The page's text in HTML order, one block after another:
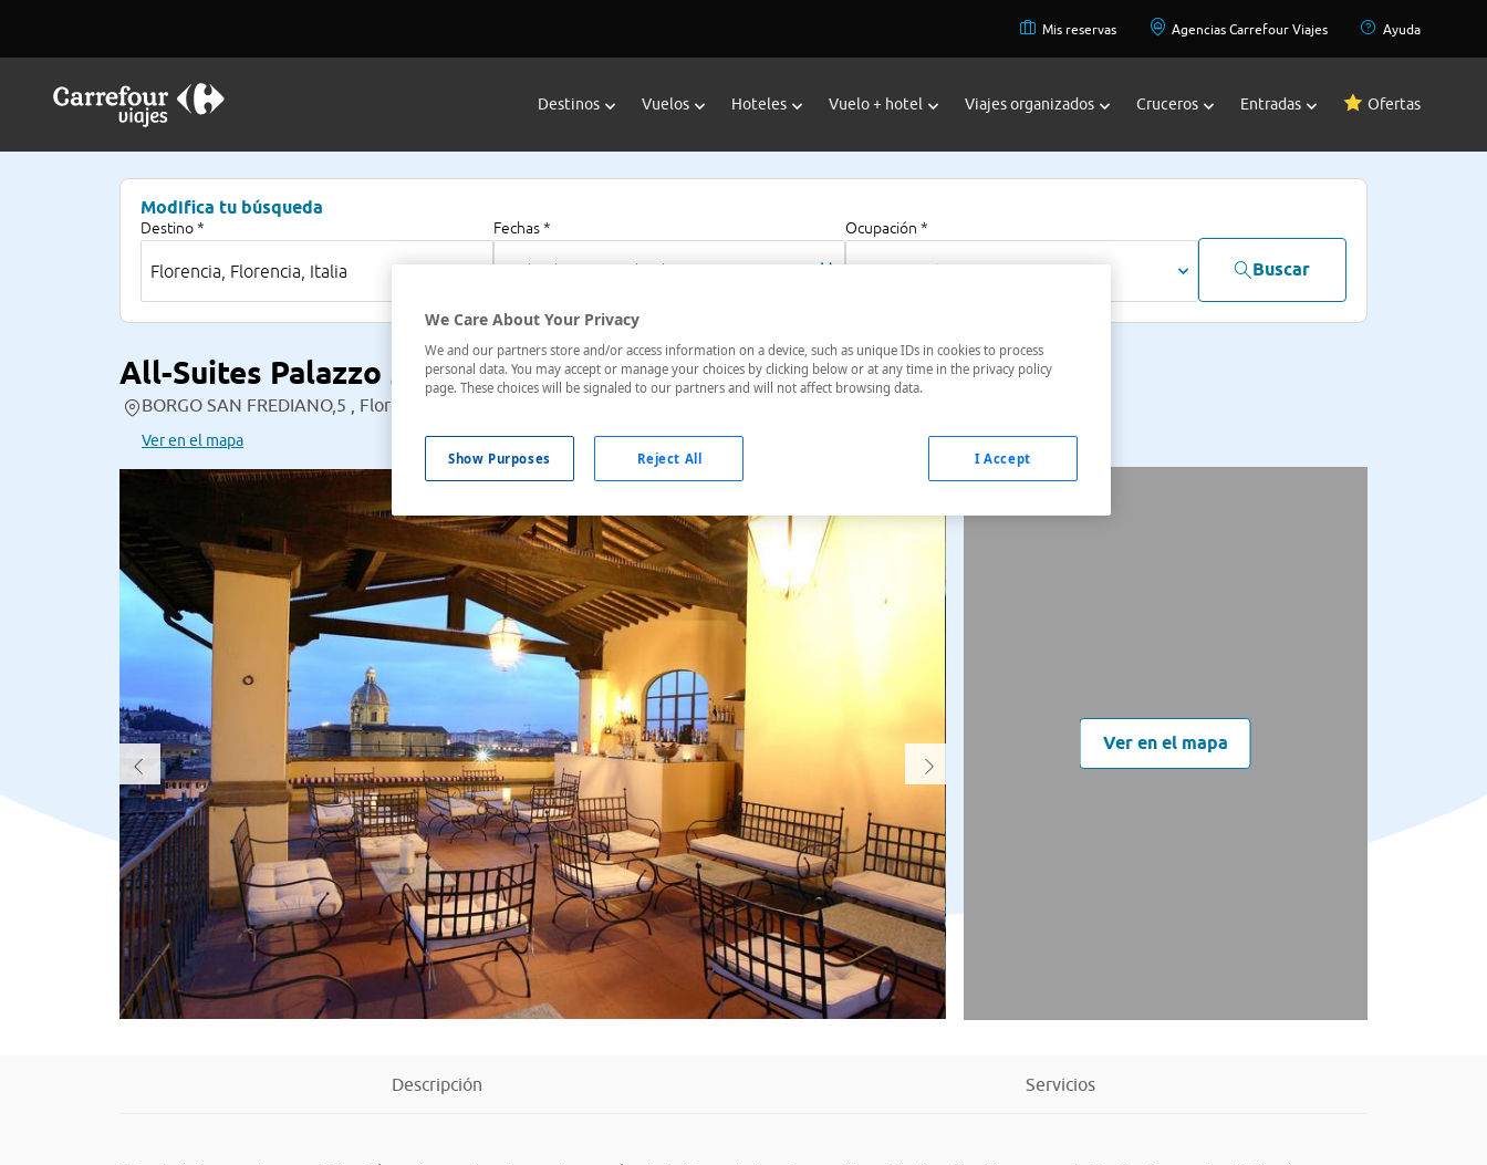
Mis reservas Agencias Carrefour Viajes Ayuda
Destinos Vuelos Hoteles Vuelo + hotel Viajes organizados Cruceros Entradas Ofertas
Modifica tu búsqueda
Destino * Fechas *
06/08/2026 - 06/08/2027
Ocupación *
1 habitación, 2 adultos Buscar
All-Suites Palazzo Magnani Feroni
BORGO SAN FREDIANO,5 , Florencia, Italia
Ver en el mapa
Ver en el mapa
Descripción Servicios
We Care About Your Privacy
We and our partners store and/or access information on a device, such as unique IDs in cookies to process
personal data. You may accept or manage your choices by clicking below or at any time in the privacy policy
page. These choices will be signaled to our partners and will not affect browsing data.
Show Purposes Reject All I Accept